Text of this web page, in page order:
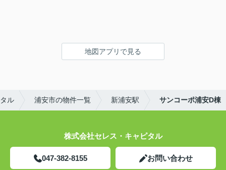
地図アプリで見る
ル 浦安市の物件一覧 新浦安駅 サンコーポ浦安D棟
株式会社セレス・キャピタル
047-382-8155 お問い合わせ